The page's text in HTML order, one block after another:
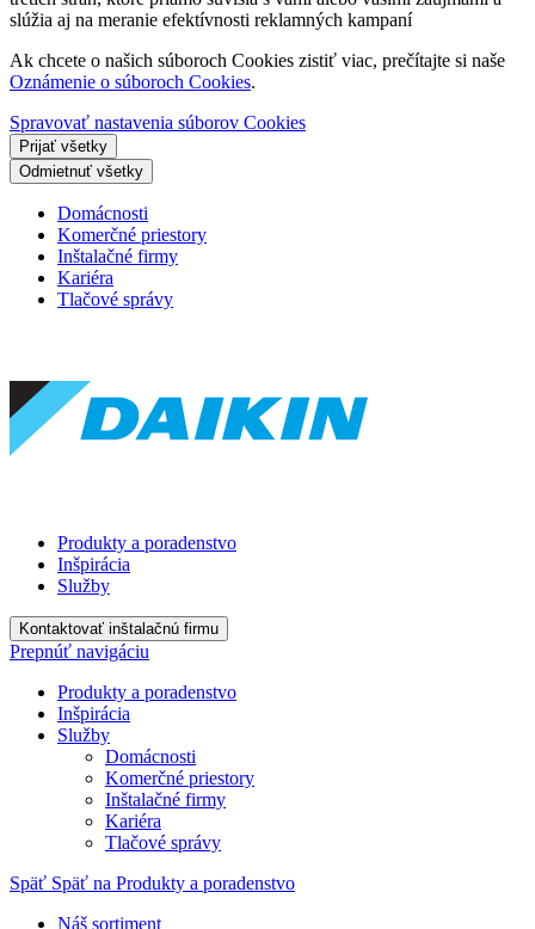
slúžia aj na meranie efektívnosti reklamných kampaní
Ak chcete o našich súboroch Cookies zistiť viac, prečítajte si naše
Oznámenie o súboroch Cookies.
Spravovať nastavenia súborov Cookies
Prijať všetky
Odmietnuť všetky
Domácnosti
Komerčné priestory
Inštalačné firmy
Kariéra
Tlačové správy
Produkty a poradenstvo
Inšpirácia
Služby
Kontaktovať inštalačnú firmu
Prepnúť navigáciu
Produkty a poradenstvo
Inšpirácia
Služby
Domácnosti
Komerčné priestory
Inštalačné firmy
Kariéra
Tlačové správy
Späť Späť na Produkty a poradenstvo
Náš sortiment